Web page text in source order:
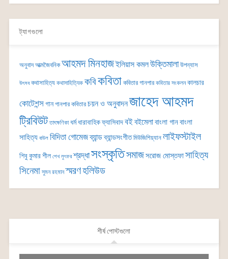
ট্যাগগুলো
অনুবাদ আত্মজৈবনিক আহমদ মিনহাজইলিয়াস কমলউক্তিমালা উপন্যাস
উৎসব কথাসাহিত্য কথাসাহিত্যিক কবিকবিতা কবিতার গানপার কবিতার সংকলন কালচার
কোটেশন্সগান গানপার কবিতার চয়ন ও অনুবাদনজাহেদ আহমদ
ট্রিবিউট তাৎক্ষণিকা ধর্ম ধারাবাহিকফ্যাসিবাদবইবইমেলাবাংলা গানবাংলা
সাহিত্য বাউল বিদিতা গোমেজব্যান্ডব্যান্ডসংগীত মিউজিশিয়্যান লাইফস্টাইল
শিবু কুমার শীল শেখ লুৎফর শ্রদ্ধাসংস্কৃতিসমাজসরোজ মোস্তফাসাহিত্য
সিনেমা সুমন রহমান স্মরণহলিউড
শীর্ষ পোস্টগুলো